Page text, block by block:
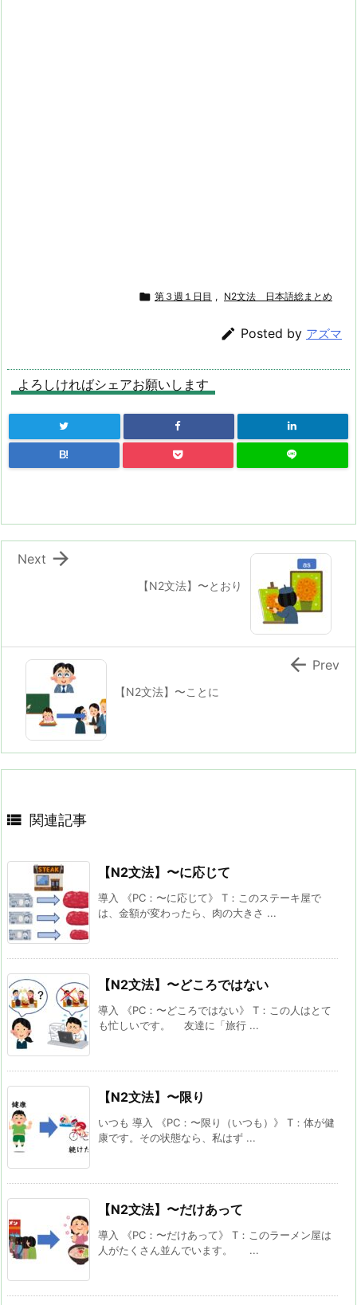
 第３週１日目 , N2文法 日本語総まとめ
 Posted by アズマ
よろしければシェアお願いします
B!
【N2文法】〜とおり

Next
【N2文法】〜ことに
 Prev
 関連記事
【N2文法】〜に応じて
導入 《PC：〜に応じて》 T：このステーキ屋で
は、金額が変わったら、肉の大きさ ...
【N2文法】〜どころではない
導入 《PC：〜どころではない》 T：この人はとて
も忙しいです。 友達に「旅行 ...
【N2文法】〜限り
いつも 導入 《PC：〜限り（いつも）》 T：体が健
康です。その状態なら、私はず ...
【N2文法】〜だけあって
導入 《PC：〜だけあって》 T：このラーメン屋は
人がたくさん並んでいます。 ...